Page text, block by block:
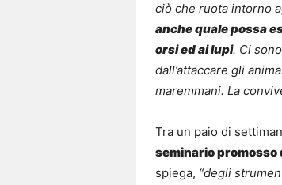
ciò che ruota intorno
anche quale possa
orsi ed ai lupi. Ci
dall’attaccare gli
maremmani. La
Tra un paio di
seminario promosso
spiega, “degli